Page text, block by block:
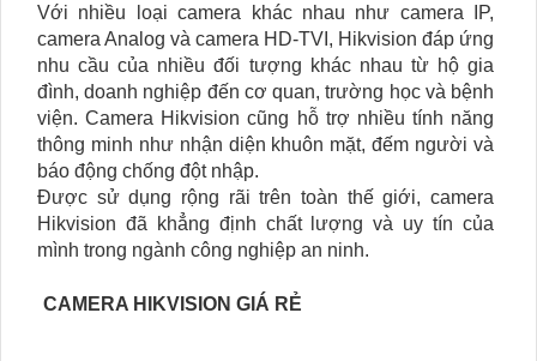
Với nhiều loại camera khác nhau như camera IP,
camera Analog và camera HD-TVI, Hikvision đáp ứng
nhu cầu của nhiều đối tượng khác nhau từ hộ gia
đình, doanh nghiệp đến cơ quan, trường học và bệnh
viện. Camera Hikvision cũng hỗ trợ nhiều tính năng
thông minh như nhận diện khuôn mặt, đếm người và
báo động chống đột nhập.
Được sử dụng rộng rãi trên toàn thế giới, camera
Hikvision đã khẳng định chất lượng và uy tín của
mình trong ngành công nghiệp an ninh.
CAMERA HIKVISION GIÁ RẺ